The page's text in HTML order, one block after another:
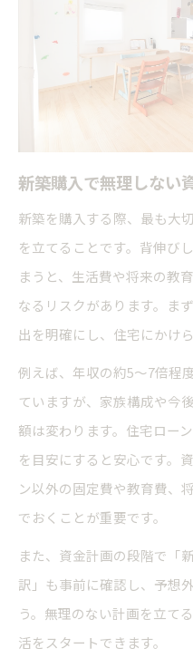
新築購入で無理しない
新築を購入する際、最も大
を立てることです。背伸び
まうと、生活費や将来の教
なるリスクがあります。ま
出を明確にし、住宅にかけ
例えば、年収の約5～7倍程
ていますが、家族構成や今
額は変わります。住宅ロー
を目安にすると安心です。
ン以外の固定費や教育費、
でおくことが重要です。
また、資金計画の段階で「
訳」も事前に確認し、予想
う。無理のない計画を立て
活をスタートできます。